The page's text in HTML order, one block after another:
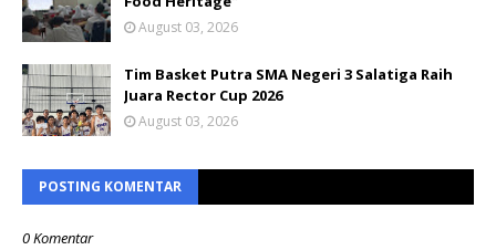
August 03, 2026
Tim Basket Putra SMA Negeri 3 Salatiga Raih
Juara Rector Cup 2026
August 03, 2026
POSTING KOMENTAR
0 Komentar